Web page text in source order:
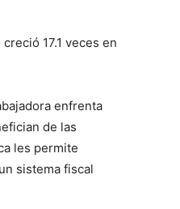
17.1 veces en
enfrenta
de las
les permite
sistema fiscal